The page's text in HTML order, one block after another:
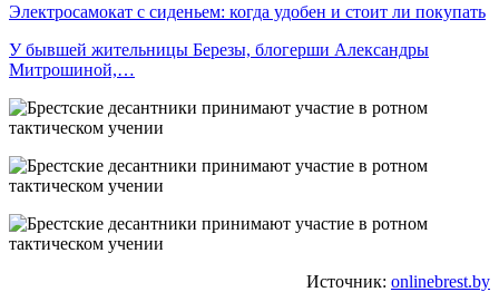
Электросамокат с сиденьем: когда удобен и стоит ли покупать
У бывшей жительницы Березы, блогерши Александры
Митрошиной,…
Источник: onlinebrest.by